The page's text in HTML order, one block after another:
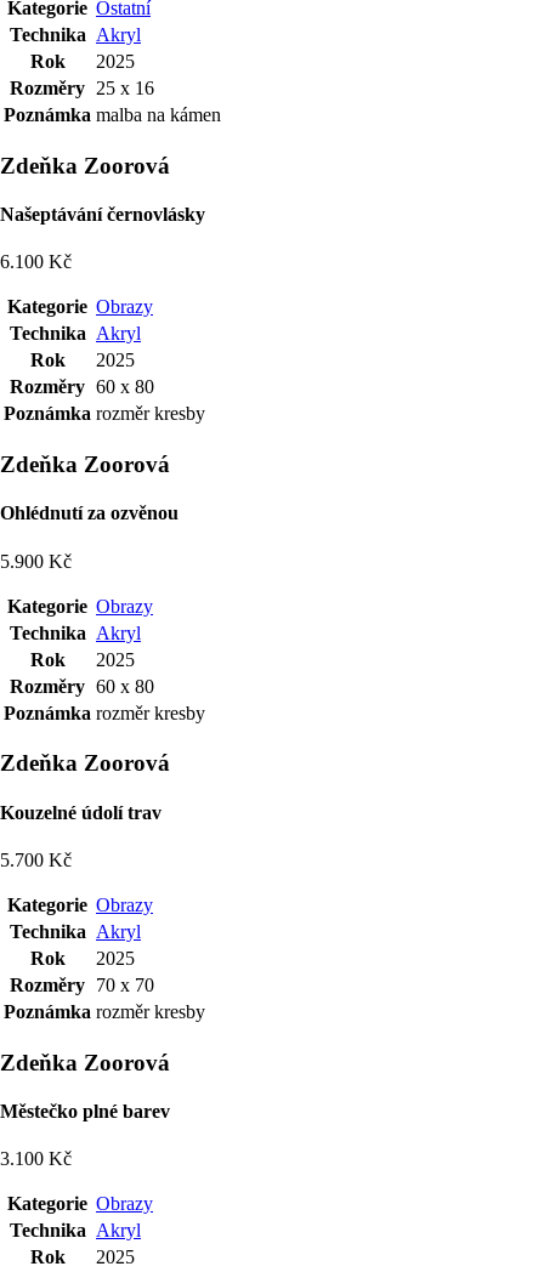
Kategorie Ostatní
Technika Akryl
Rok
2025
Rozměry 25 x 16
Poznámka malba na kámen
Zdeňka Zoorová
Našeptávání černovlásky
6.100 Kč
Kategorie Obrazy
Technika Akryl
Rok
2025
Rozměry 60 x 80
Poznámka rozměr kresby
Zdeňka Zoorová
Ohlédnutí za ozvěnou
5.900 Kč
Kategorie Obrazy
Technika Akryl
Rok
2025
Rozměry 60 x 80
Poznámka rozměr kresby
Zdeňka Zoorová
Kouzelné údolí trav
5.700 Kč
Kategorie Obrazy
Technika Akryl
Rok
2025
Rozměry 70 x 70
Poznámka rozměr kresby
Zdeňka Zoorová
Městečko plné barev
3.100 Kč
Kategorie Obrazy
Technika Akryl
Rok
2025